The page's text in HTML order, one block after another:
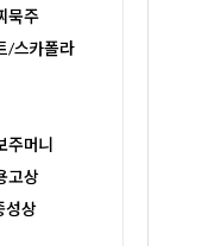
묵주
/스카폴라
주머니
고상
성상